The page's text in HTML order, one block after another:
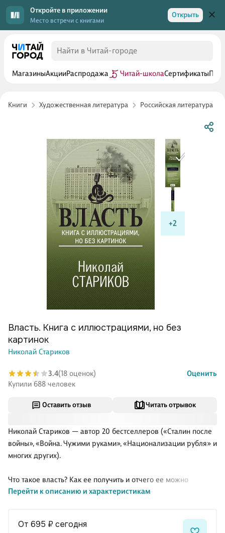
Откройте в приложении
Место встречи с книгами
Открыть
МагазиныАкцииРаспродажа Читай-школаСертификаты
Книги Художественная литература Российская литература
+2
Оставить отзыв Читать отрывок
Николай Стариков — автор 20 бестселлеров («Сталин после
войны», «Война. Чужими руками», «Национализации рубля» и
многих других).
Что такое власть? Как ее получить и отчего ее можно
потерять? Почему одного политика люди уважают и слушают,
Старикова.
Перейти к описанию и характеристикам
Власть. Книга с иллюстрациями, но без
картинок
Николай Стариков
3.4(18 оценок)
Оценить
Купили 688 человек
от 695 ₽ сегодня